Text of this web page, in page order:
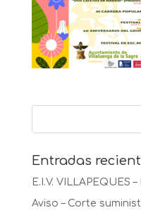
Entradas
E.I.V. VILLAPEQUES
Aviso – Corte